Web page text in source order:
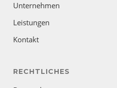
Unternehmen
Leistungen
Kontakt
RECHTLICHES